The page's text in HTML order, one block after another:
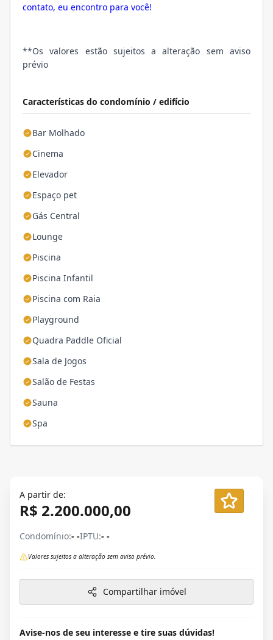
Características do condomínio / edifício
Bar Molhado
Cinema
Elevador
Espaço pet
Gás Central
Lounge
Piscina
Piscina Infantil
Piscina com Raia
Playground
Quadra Paddle Oficial
Sala de Jogos
Salão de Festas
Sauna
Spa
contato, eu encontro para você!
**Os valores estão sujeitos a alteração sem aviso
prévio
A partir de:
R$ 2.200.000,00
Condomínio:- -IPTU:- -
Valores sujeitos a alteração sem aviso prévio.
Compartilhar imóvel
Avise-nos de seu interesse e tire suas dúvidas!